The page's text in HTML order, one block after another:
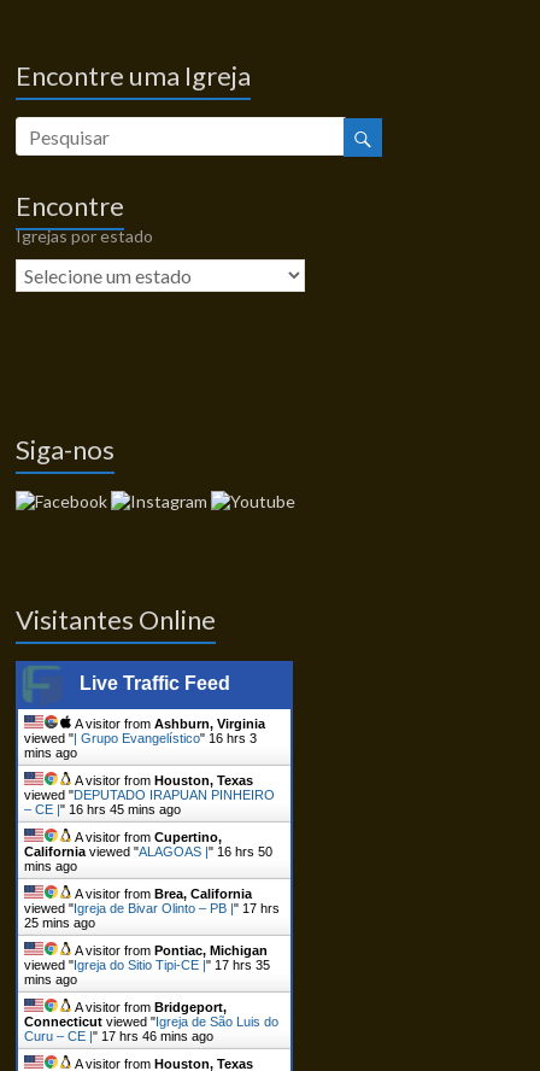
Encontre uma Igreja
Encontre
Igrejas por estado
Siga-nos
Visitantes Online
Live Traffic Feed
A visitor fromAshburn, Virginia
viewed "| Grupo Evangelístico" 16 hrs 3
mins ago
A visitor fromHouston, Texas
viewed "DEPUTADO IRAPUAN PINHEIRO
– CE |" 16 hrs 45 mins ago
A visitor fromCupertino,
California viewed "ALAGOAS |" 16 hrs 50
mins ago
A visitor fromBrea, California
viewed "Igreja de Bivar Olinto – PB |" 17 hrs
25 mins ago
A visitor fromPontiac, Michigan
viewed "Igreja do Sitio Tipi-CE |" 17 hrs 35
mins ago
A visitor fromBridgeport,
Connecticut viewed "Igreja de São Luis do
Curu – CE |" 17 hrs 46 mins ago
A visitor fromHouston, Texas